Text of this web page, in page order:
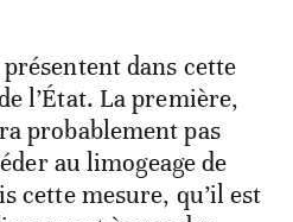
dans cette
l’État. La première,
probablement pas
au limogeage de
cette mesure, qu’il est